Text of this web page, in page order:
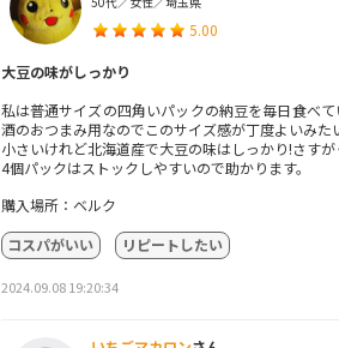
5.00
大豆の味がしっかり
私は普通サイズの四角いパックの納豆を毎日食べ
酒のおつまみ用なのでこのサイズ感が丁度よいみた
小さいけれど北海道産で大豆の味はしっかり!さすが
4個パックはストックしやすいので助かります。
購入場所：ベルク
コスパがいい
リピートしたい
2024.09.08 19:20:34